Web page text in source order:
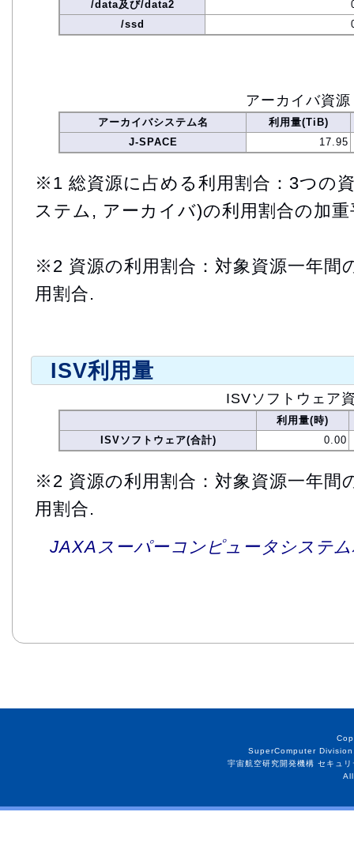
/data及び/data2
/ssd
アーカイバ資源
アーカイバシステム名
利用量(TiB)
J-SPACE
17.95
※1 総資源に占める利用割合：3つの
ステム, アーカイバ)の利用割合の加重
※2 資源の利用割合：対象資源一年間
用割合.
ISV利用量
ISVソフトウェア
利用量(時)
ISVソフトウェア(合計)
0.00
※2 資源の利用割合：対象資源一年間
用割合.
JAXAスーパーコンピュータシステ
SuperComputer
宇宙航空研究開発機構 セキュ